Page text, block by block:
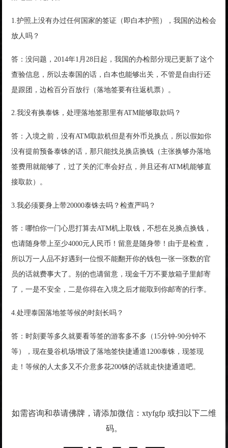
1.护照上没有办过任何国家的签证（即白本护照），我国的边检会
放人吗？
答：没问题，2014年1月28日起，我国的办检部分现已更新了这个
查验信息，所以去泰国的话，白本也能够出关，不管是自由行还
是跟团，边检百分百放行（落地签要有往返机票）。
2.我没有换泰铢，处理落地签那里有ATM能够取款吗？
答：入境之前，没有ATM取款机但是有外币兑换点，所以假如你
没有提前预备泰铢的话，那只能找兑换店换钱（主张换够办落地
签费用就能够了，过了关的汇率会好点，并且还有ATM机能够直
接取款）。
3.我必须要身上带20000泰铢去吗？检查严吗？
答：哪怕你一门心思打算去ATM机上取钱，不想在兑换点换钱，
也请随身带上至少4000元人民币！留意是随身带！由于是检查，
所以万一人品不好遇到一位恨不能翻开你的钱包一张一张数的官
员的话就费事大了。别的也请留意，现金千万不要放箱子里邮寄
了，一是不安全，二是你得在入境之后才能取到你邮寄的行李。
4.处理泰国落地签等候的时刻长吗？
答：时刻要等多久就要看等签的游客多不多（15分钟-90分钟不
等），现在曼谷机场增设了落地签快捷通道1200泰铢，现签现
走！等候的人太多又不介意多花200铢的话就走快捷通道吧。
如需咨询和恭请佛牌，请添加微信：xtyfgfp 或扫以下二维
码。